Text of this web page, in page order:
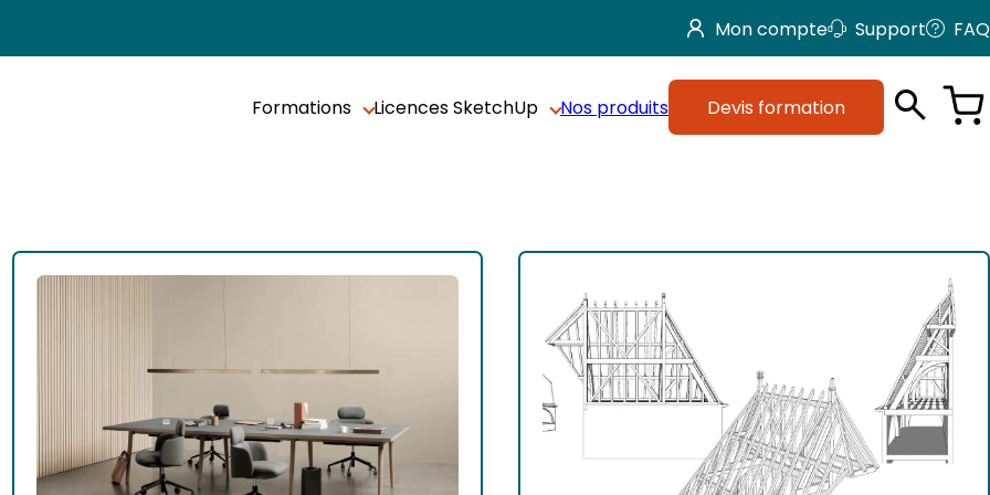
Mon compte Support FAQ
Formations Licences SketchUp Nos produits Devis formation